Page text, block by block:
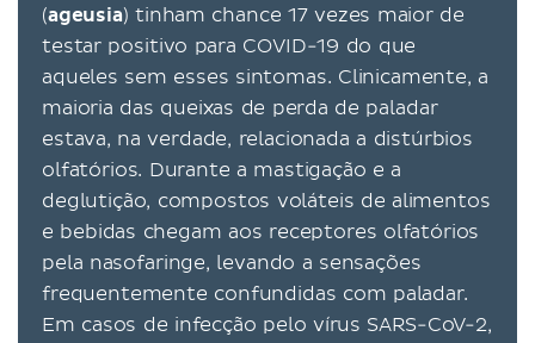
(ageusia) tinham chance 17 vezes maior de
testar positivo para COVID-19 do que
aqueles sem esses sintomas. Clinicamente, a
maioria das queixas de perda de paladar
estava, na verdade, relacionada a distúrbios
olfatórios. Durante a mastigação e a
deglutição, compostos voláteis de alimentos
e bebidas chegam aos receptores olfatórios
pela nasofaringe, levando a sensações
frequentemente confundidas com paladar.
Em casos de infecção pelo vírus SARS-CoV-2,